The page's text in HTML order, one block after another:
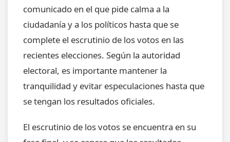
comunicado en el que pide calma a la
ciudadanía y a los políticos hasta que se
complete el escrutinio de los votos en las
recientes elecciones. Según la autoridad
electoral, es importante mantener la
tranquilidad y evitar especulaciones hasta que
se tengan los resultados oficiales.
El escrutinio de los votos se encuentra en su